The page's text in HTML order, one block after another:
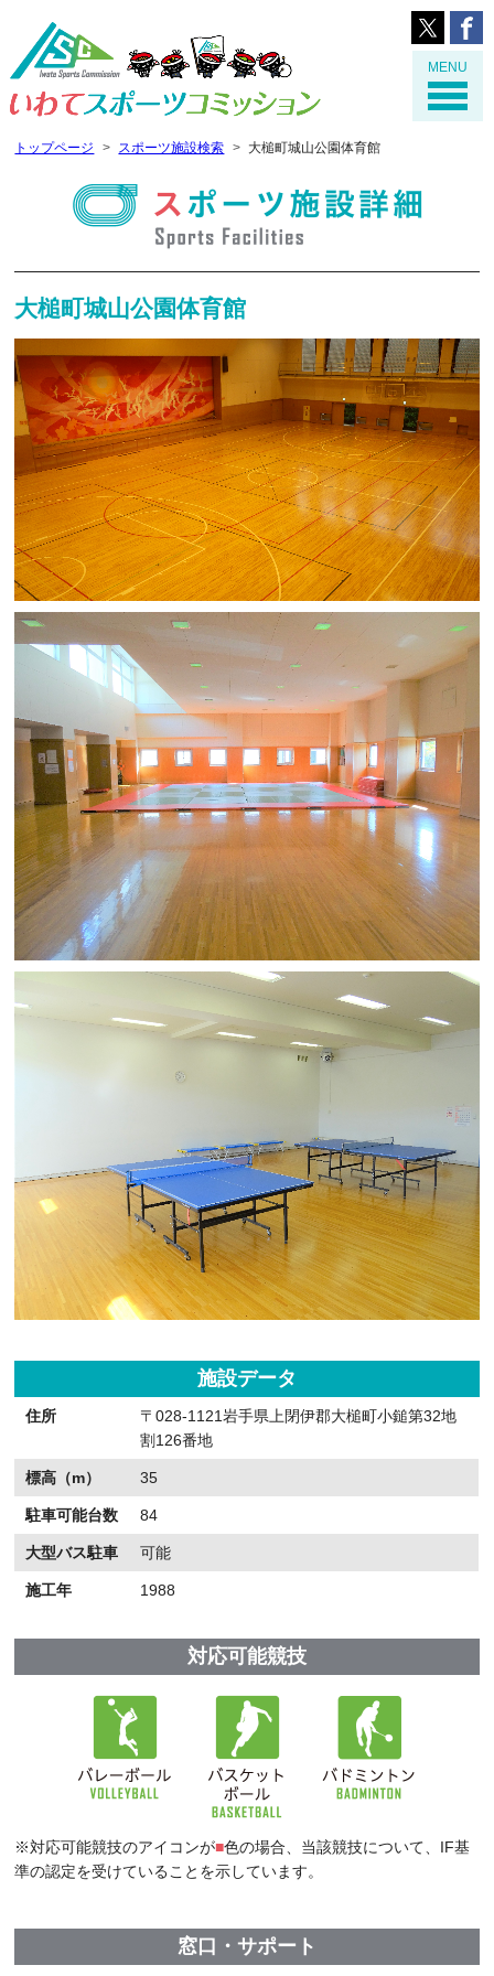
MENU
トップページ スポーツ施設検索 大槌町城山公園体育館
大槌町城山公園体育館
施設データ
住所
〒028-1121岩手県上閉伊郡大槌町小鎚第32地
割126番地
標高（m） 35
駐車可能台数 84
大型バス駐車 可能
施工年 1988
対応可能競技
※対応可能競技のアイコンが■色の場合、当該競技について、IF基
準の認定を受けていることを示しています。
窓口・サポート